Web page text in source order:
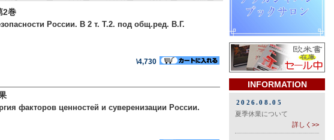
2巻
России. В 2 т. Т.2. под общ.ред. В.Г.
\4,730
効果
факторов ценностей и суверенизации России.
INFORMATION